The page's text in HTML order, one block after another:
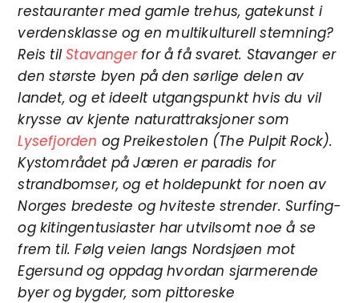
restauranter med gamle trehus, gatekunst i
verdensklasse og en multikulturell stemning?
Reis tilStavangerfor å få svaret. Stavanger er
den største byen på den sørlige delen av
landet, og et ideelt utgangspunkt hvis du vil
krysse av kjente naturattraksjoner som
Lysefjorden og Preikestolen (The Pulpit Rock).
Kystområdet på Jæren er paradis for
strandbomser, og et holdepunkt for noen av
Norges bredeste og hviteste strender. Surfing-
og kitingentusiaster har utvilsomt noe å se
frem til. Følg veien langs Nordsjøen mot
Egersund og oppdag hvordan sjarmerende
byer og bygder, som pittoreske